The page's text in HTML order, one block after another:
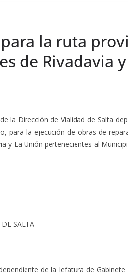
la ruta
de Rivadavia
la Dirección de Vialidad de Salta
para la ejecución de obras de
y La Unión pertenecientes al
SALTA
de la Jefatura de